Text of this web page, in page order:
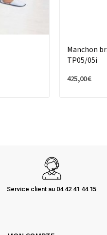
Manchon
TP05/05i
425,00 €
Service client au 04 42 41 44 15